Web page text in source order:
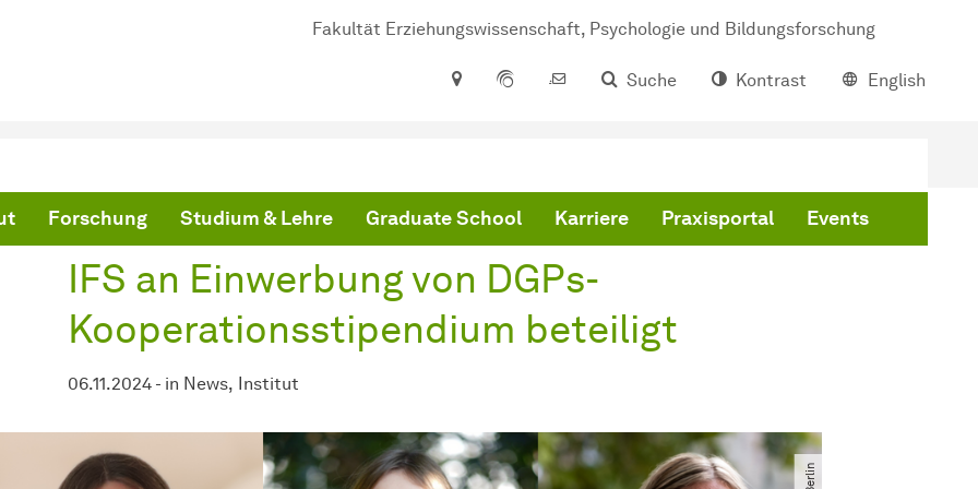
Fakultät Erziehungswissenschaft, Psychologie und Bildungsforschung
Suche
Kontrast English
Forschung Studium & Lehre Graduate School Karriere Praxisportal Events
IFS an Einwerbung von DGPs-
Kooperationsstipendium beteiligt
06.11.2024 - in News Institut